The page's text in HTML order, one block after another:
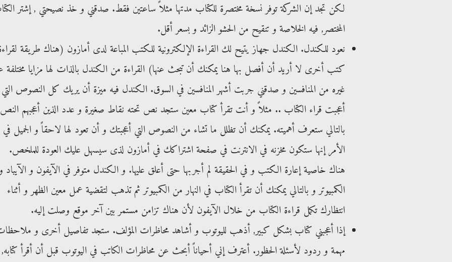
لكن تجد إن الشركة توفر نسخة مختصرة للكتاب مدتها مثلاً ساعتين فقط. صدقني و خذ نصيحتي , إشتر
المختصر, فيه الخلاصة و تنقيح من الحشو الزائد و بسعر أقل.
نعود للكندل. الكندل جهاز يتيح لك القراءة الإلكترونية للكتب المباعة لدى أمازون (هناك طريقة
كتب أخرى لا أريد أن أفصل بها هنا يمكنك أن تبحث عنها) القراءة من الكندل بالذات لها مزايا
غيره من المنافسين و صدقني جربت أشهر المنافسين في السوق. الكندل فيه ميزة أن يريك كل النصوص التي
أعجبت قراء الكتاب .. مثلاً و أنت تقرأ كتاب معين ستجد نص تحته نقاط صغيرة و عدد الذين أعجبهم
بالتالي ستعرف أهميته. يمكنك أن تظلل ما تشاء من النصوص التي أعجبتك و أن تعود لها لاحقاً و الجميل في
الأمر إنها ستكون مخزنه في الانترنت في صفحة اشتراكك في أمازون لذى سيسهل عليك العودة للملخص.
هناك خاصية إعارة الكتب و في الحقيقة لم أجربها حتى أعلق عليها. و الكندل متوفر في الآيفون و الآيباد
الكمبيوتر و بالتالي يمكنك أن تقرأ الكتاب في النهار من الكمبيوتر ثم تذهب لتقضية عمل معين الظهر و أثناء
انتظارك تكمل قراءة الكتاب من خلال الآيفون لأن هناك تزامن مستمر بين آخر موقع وصلت إليه.
إذا أعجبني كتاب بشكل كبير, أذهب لليوتوب و أشاهد محاظرات المؤلف. ستجد تفاصيل أخرى و
مهمة و ردود لأسئلة الحظور. أعترف إني أحياناً أبحث عن محاظرات الكاتب في اليوتوب قبل أن أقرأ كتابه,